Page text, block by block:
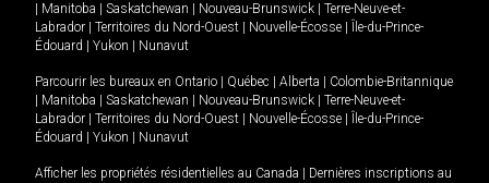
Manitoba Saskatchewan Nouveau-Brunswick
Terre-Neuve-et-
Labrador
Territoires du Nord-Ouest Nouvelle-Écosse
Île-du-Prince-
Édouard
Yukon Nunavut
Parcourir les bureaux en Ontario Québec Alberta
Colombie-Britannique
Manitoba Saskatchewan Nouveau-Brunswick
Terre-Neuve-et-
Labrador
Territoires du Nord-Ouest Nouvelle-Écosse
Île-du-Prince-
Édouard
Yukon Nunavut
Afficher les propriétés résidentielles au Canada
Dernières inscriptions au